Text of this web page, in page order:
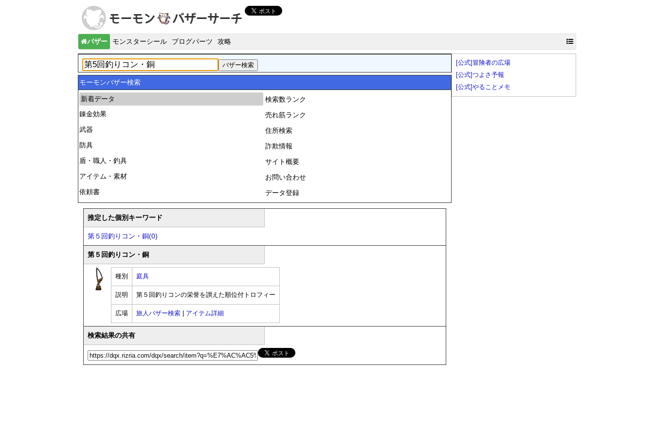
バザー モンスターシール ブログパーツ 攻略
モーモンバザー検索
新着データ
錬金効果
武器
防具
盾・職人・釣具
アイテム・素材
依頼書
検索数ランク
売れ筋ランク
住所検索
詐欺情報
サイト概要
お問い合わせ
データ登録
推定した個別キーワード
第５回釣りコン・銅(0)
第５回釣りコン・銅
種別 庭具
説明 第５回釣りコンの栄誉を讃えた順位付トロフィー
広場 旅人バザー検索 アイテム詳細
検索結果の共有
[公式]冒険者の広場
[公式]つよさ予報
[公式]やることメモ